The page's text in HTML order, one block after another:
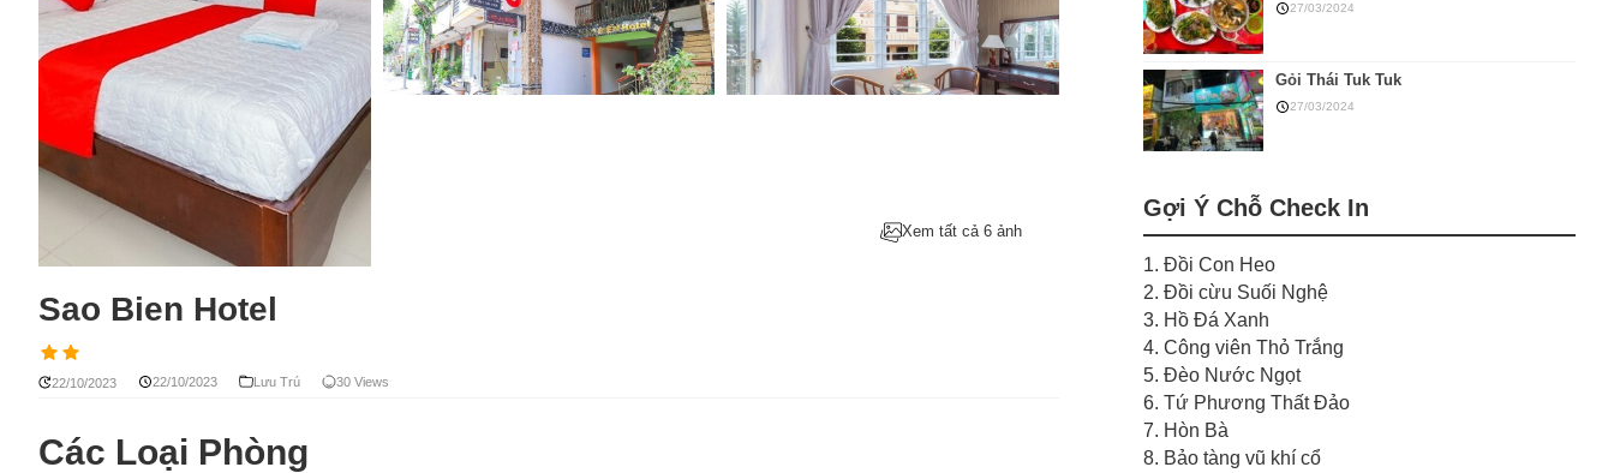
Xem tất cả 6 ảnh
Sao Bien Hotel
22/10/2023 22/10/2023 Lưu Trú 30 Views
Các Loại Phòng
27/03/2024
Gỏi Thái Tuk Tuk
27/03/2024
Gợi Ý Chỗ Check In
1. Đồi Con Heo
2. Đồi cừu Suối Nghệ
3. Hồ Đá Xanh
4. Công viên Thỏ Trắng
5. Đèo Nước Ngọt
6. Tứ Phương Thất Đảo
7. Hòn Bà
8. Bảo tàng vũ khí cổ